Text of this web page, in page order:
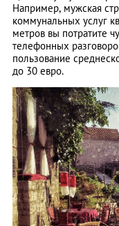
Например, мужская
коммунальных услуг
метров вы потратите
телефонных
пользование
до 30 евро.